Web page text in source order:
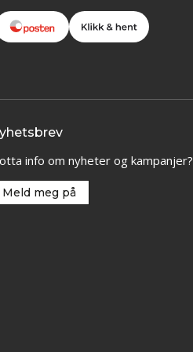
info om nyheter og kampanjer?
Meld meg på